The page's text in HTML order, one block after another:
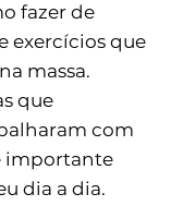
fazer de
exercícios que
massa.
que
com
importante
dia a dia.